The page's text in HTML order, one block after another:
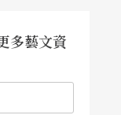
多藝文資